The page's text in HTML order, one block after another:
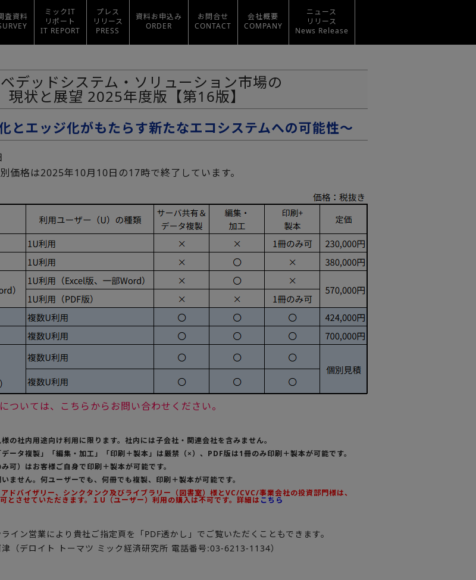
査資料
ミックIT
リポート
IT REPORT
プレス
リリース
PRESS
資料お申込み
ORDER
お問合せ
CONTACT
会社概要
COMPANY
ニュース
リリース
News Release
デッドシステム・ソリューション市場の
現状と展望 2025年度版【第16版】
とエッジ化がもたらす新たなエコシステムへの可能性～
価格は2025年10月10日の17時で終了しています。
ついては、こちらからお問い合わせください。
の社内用途向け利用に限ります。社内には子会社・関連会社を含みません。
ータ複製」「編集・加工」「印刷＋製本」は厳禁（×）、PDF版は1冊のみ印刷＋製本が可能です。
可）はお客様ご自身で印刷＋製本が可能です。
ません。何ユーザーでも、何冊でも複製、印刷＋製本が可能です。
ドバイザリー、シンクタンク及びライブラリー（図書室）様とVC/CVC/事業会社の投資部門様は、
とさせていただきます。１U（ユーザー）利用の購入は不可です。詳細は こちら
イン営業により貴社ご指定頁を「PDF透かし」でご覧いただくこともできます。
（デロイト トーマツ ミック経済研究所 電話番号:03-6213-1134）